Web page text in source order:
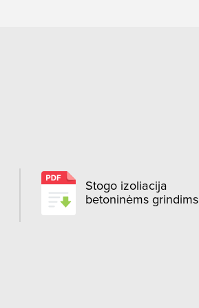
Stogo izoliacija
betoninėms grindims